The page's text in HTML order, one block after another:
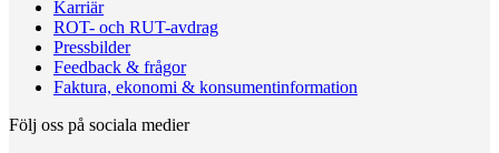
Karriär
ROT- och RUT-avdrag
Pressbilder
Feedback & frågor
Faktura, ekonomi & konsumentinformation
Följ oss på sociala medier